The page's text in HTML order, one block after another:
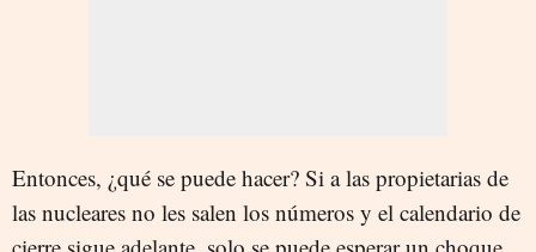
Entonces, ¿qué se puede hacer? Si a las propietarias de
las nucleares no les salen los números y el calendario de